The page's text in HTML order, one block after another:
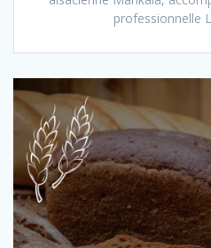
professionnelle